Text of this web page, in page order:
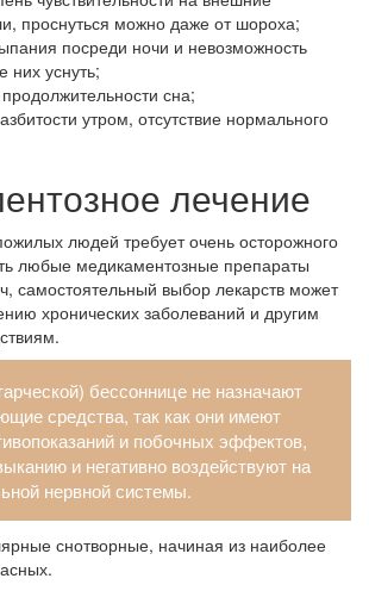
проснуться можно даже от шороха;
посреди ночи и невозможность
них уснуть;
сна;
утром, отсутствие нормального
лечение
людей требует очень осторожного
любые медикаментозные препараты
самостоятельный выбор лекарств может
хронических заболеваний и другим
бессоннице не назначают
средства, так как они имеют
и побочных эффектов,
и негативно воздействуют на
нервной системы.
снотворные, начиная из наиболее